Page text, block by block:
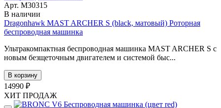
Арт. М30315
В наличии
Dragonhawk MAST ARCHER S (black, матовый) Роторная
беспроводная машинка
Ультракомпактная беспроводная машинка MAST ARCHER S с
новым безщеточным двигателем и системой быс...
В корзину
14990 ₽
ХИТ ПРОДАЖ